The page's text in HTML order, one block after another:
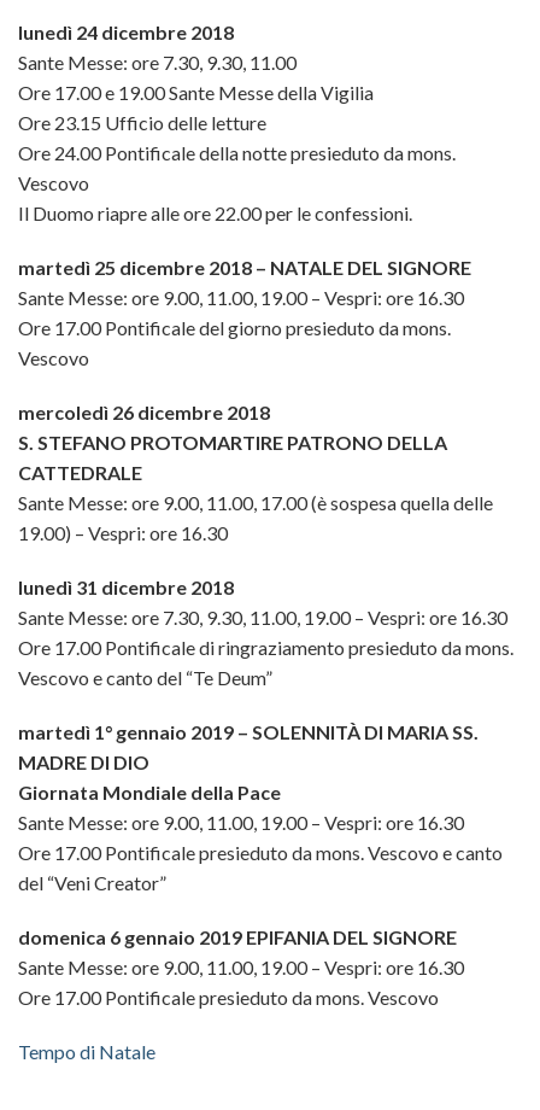
Video
Santi in Cattedrale
Sacerdoti
Info
Sostieni il Duomo
lunedì 24 dicembre 2018
Sante Messe: ore 7.30, 9.30, 11.00
Ore 17.00 e 19.00 Sante Messe della Vigilia
Ore 23.15 Ufficio delle letture
Ore 24.00 Pontificale della notte presieduto da mons.
Vescovo
Il Duomo riapre alle ore 22.00 per le confessioni.
martedì 25 dicembre 2018 – NATALE DEL SIGNORE
Sante Messe: ore 9.00, 11.00, 19.00 – Vespri: ore 16.30
Ore 17.00 Pontificale del giorno presieduto da mons.
Vescovo
mercoledì 26 dicembre 2018
S. STEFANO PROTOMARTIRE PATRONO DELLA
CATTEDRALE
Sante Messe: ore 9.00, 11.00, 17.00 (è sospesa quella delle
19.00) – Vespri: ore 16.30
lunedì 31 dicembre 2018
Sante Messe: ore 7.30, 9.30, 11.00, 19.00 – Vespri: ore 16.30
Ore 17.00 Pontificale di ringraziamento presieduto da mons.
Vescovo e canto del “Te Deum”
martedì 1° gennaio 2019 – SOLENNITÀ DI MARIA SS.
MADRE DI DIO
Giornata Mondiale della Pace
Sante Messe: ore 9.00, 11.00, 19.00 – Vespri: ore 16.30
Ore 17.00 Pontificale presieduto da mons. Vescovo e canto
del “Veni Creator”
domenica 6 gennaio 2019 EPIFANIA DEL SIGNORE
Sante Messe: ore 9.00, 11.00, 19.00 – Vespri: ore 16.30
Ore 17.00 Pontificale presieduto da mons. Vescovo
Tempo di Natale